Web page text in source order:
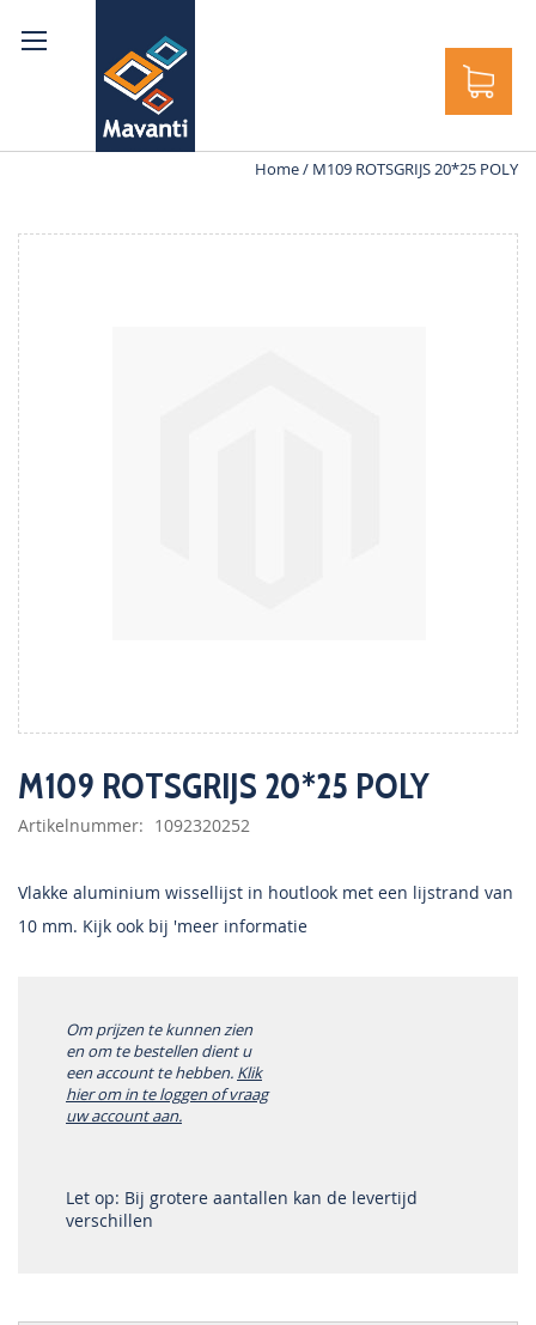
Home M109 ROTSGRIJS 20*25 POLY
M109 ROTSGRIJS 20*25 POLY
Artikelnummer 1092320252
Vlakke aluminium wissellijst in houtlook met een lijstrand van
10 mm. Kijk ook bij 'meer informatie
Om prijzen te kunnen zien
en om te bestellen dient u
een account te hebben. Klik
hier om in te loggen of vraag
uw account aan.
Let op: Bij grotere aantallen kan de levertijd
verschillen
Ga
naar
het
einde
van
de
afbeeldingen-
gallerij
het
van
afbeeldingen-
gallerij